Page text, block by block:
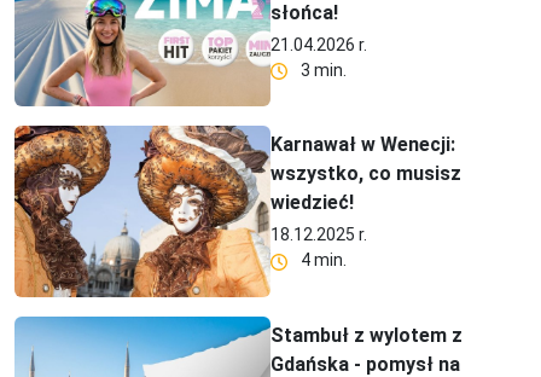
słońca!
21.04.2026 r.
3 min.
Karnawał w Wenecji:
wszystko, co musisz
wiedzieć!
18.12.2025 r.
4 min.
Stambuł z wylotem z
Gdańska - pomysł na